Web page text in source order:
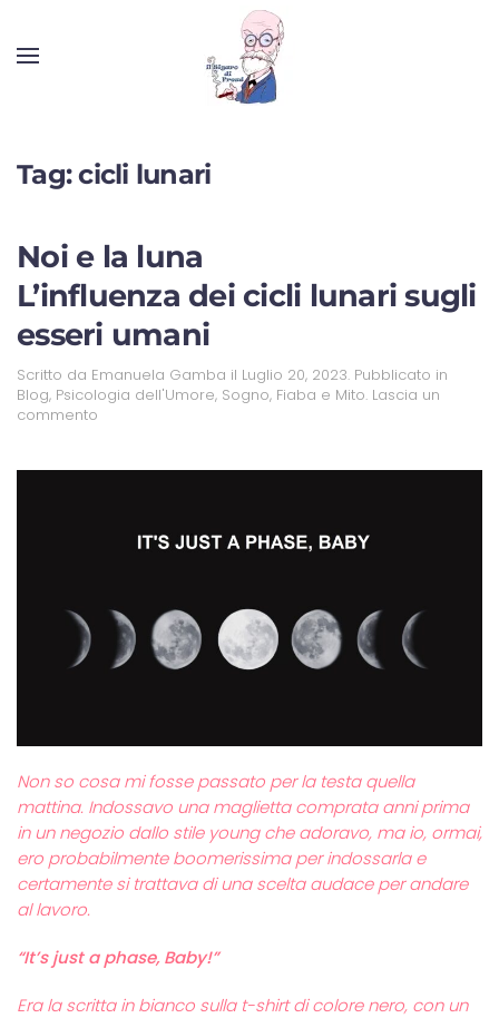
Tag:cicli lunari
Noi e la luna
L’influenza dei cicli lunari sugli
esseri umani
Scritto da Emanuela Gamba il Luglio 20, 2023. Pubblicato in
Blog, Psicologia dell'Umore, Sogno, Fiaba e Mito. Lascia un
commento
Non so cosa mi fosse passato per la testa quella
mattina. Indossavo una maglietta comprata anni prima
in un negozio dallo stile young che adoravo, ma io, ormai,
ero probabilmente boomerissima per indossarla e
certamente si trattava di una scelta audace per andare
al lavoro.
“It’s just a phase, Baby!”
Era la scritta in bianco sulla t-shirt di colore nero, con un